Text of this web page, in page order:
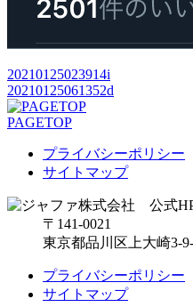
20210125023914i
20210125061352d
PAGETOP
プライバシーポリシー
サイトマップ
〒141-0021
東京都品川区上大崎3-
プライバシーポリシー
サイトマップ